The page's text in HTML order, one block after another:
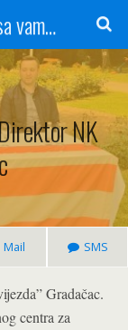
Radio Gradačac - 56 godina sa vama...
NK
Mail SMS
Gradačac.
centra za